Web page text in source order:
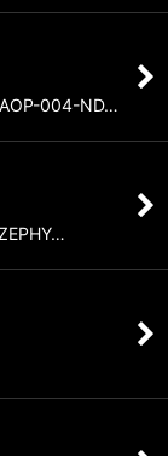
004-ND…